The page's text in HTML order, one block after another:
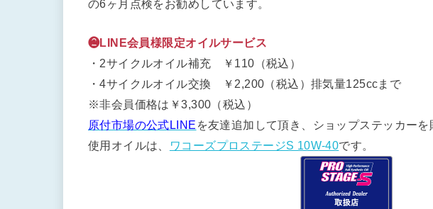
の6ヶ月点検をお勧めしています。
❷LINE会員様限定オイルサービス
・2サイクルオイル補充 ￥110（税込）
・4サイクルオイル交換 ￥2,200（税込）排気量125ccまで
※非会員価格は￥3,300（税込）
原付市場の公式LINE を友達追加して頂き、ショップステッカーを
使用オイルは、
ワコーズプロステージS 10W-40です。